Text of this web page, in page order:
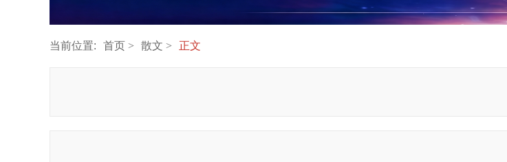
当前位置: 首页 散文 正文